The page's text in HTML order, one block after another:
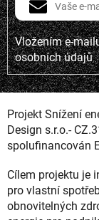
Vložením e-
osobních údajů
Projekt Snížení
Design s.r.o.-
spolufinancován
Cílem projektu je
pro vlastní
obnovitelných